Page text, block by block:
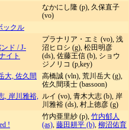
なかにし隆 (p), 久保直子
(vo)
ックル
ド / J-
イト
プラナリア・エミ (vo), 浅
沼ヒロシ (g), 松田明彦
(ds), 佐藤王信 (b), ショウ
ジノリコ (p,key)
大, 佐久間
高橋誠 (vln), 荒川岳大 (g),
佐久間瑛士 (bassoon)
, 岸川雅裕, ルイ (vo), 青木大志 (b), 岸
川雅裕 (ds), 村上徳彦 (g)
!
竹内亜里紗 (p), 竹内郁人
(as), 藤田耕平 (b), 柳沼佑育